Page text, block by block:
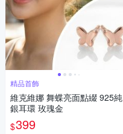
精品首飾
維克維娜 舞蝶亮面點綴 925純
銀耳環 玫瑰金
$399